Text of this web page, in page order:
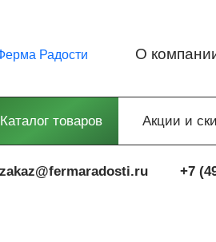
О
Каталог товаров Акции и
zakaz@fermaradosti.ru +7